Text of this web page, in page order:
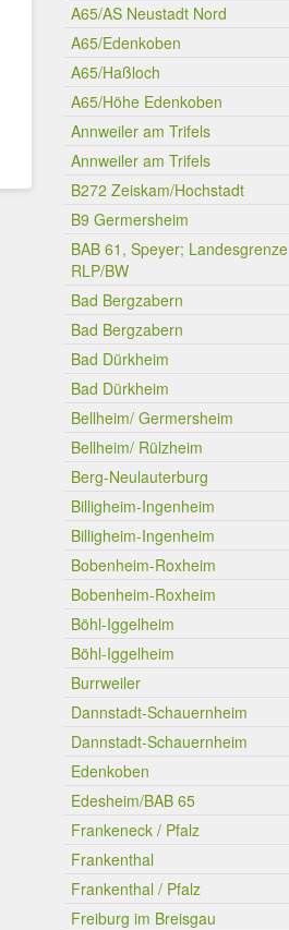
A65/AS Neustadt Nord
A65/Edenkoben
A65/Haßloch
A65/Höhe Edenkoben
Annweiler am Trifels
Annweiler am Trifels
B272 Zeiskam/Hochstadt
B9 Germersheim
BAB 61, Speyer; Landesgrenze
RLP/BW
Bad Bergzabern
Bad Bergzabern
Bad Dürkheim
Bad Dürkheim
Bellheim/ Germersheim
Bellheim/ Rülzheim
Berg-Neulauterburg
Billigheim-Ingenheim
Billigheim-Ingenheim
Bobenheim-Roxheim
Bobenheim-Roxheim
Böhl-Iggelheim
Böhl-Iggelheim
Burrweiler
Dannstadt-Schauernheim
Dannstadt-Schauernheim
Edenkoben
Edesheim/BAB 65
Frankeneck / Pfalz
Frankenthal
Frankenthal / Pfalz
Freiburg im Breisgau